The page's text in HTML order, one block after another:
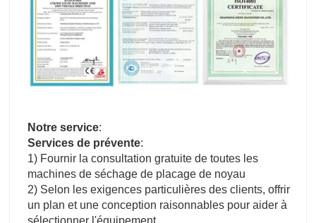
Notre service:
Services de prévente:
1) Fournir la consultation gratuite de toutes les
machines de séchage de placage de noyau
2) Selon les exigences particulières des clients, offrir
un plan et une conception raisonnables pour aider à